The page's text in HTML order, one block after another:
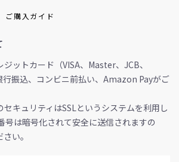
ご購入ガイド
ットカード（VISA、Master、JCB、
振込、コンビニ前払い、Amazon Payがご
キュリティはSSLというシステムを利用し
号は暗号化されて安全に送信されますの
い。